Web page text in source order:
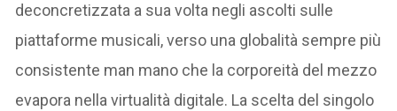
deconcretizzata a sua volta negli ascolti sulle
piattaforme musicali, verso una globalità sempre più
consistente man mano che la corporeità del mezzo
evapora nella virtualità digitale. La scelta del singolo